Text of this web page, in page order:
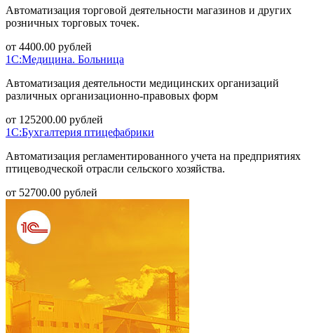
Автоматизация торговой деятельности магазинов и других
розничных торговых точек.
от 4400.00 рублей
1С:Медицина. Больница
Автоматизация деятельности медицинских организаций
различных организационно-правовых форм
от 125200.00 рублей
1С:Бухгалтерия птицефабрики
Автоматизация регламентированного учета на предприятиях
птицеводческой отрасли сельского хозяйства.
от 52700.00 рублей